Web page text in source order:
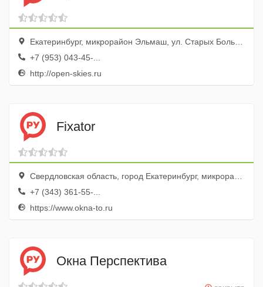
Екатеринбург, микрорайон Эльмаш, ул. Старых Большевиков, 18
+7 (953) 043-45-...
http://open-skies.ru
Fixator
Свердловская область, город Екатеринбург, микрорайон Эльмаш, улица Старых Большевиков, 2ак2, оф. 412
+7 (343) 361-55-...
https://www.okna-to.ru
Окна Перспектива